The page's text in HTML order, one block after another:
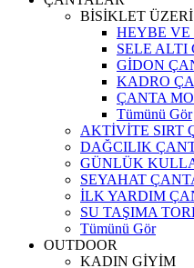
BİSİKLET
HEYBE
SELE ALTI
GİDON
KADRO
ÇANTA
Tümünü Gör
AKTİVİTE SIRT
DAĞCILIK
GÜNLÜK
SEYAHAT
İLK YARDIM
SU TAŞIMA
Tümünü Gör
OUTDOOR
KADIN GİYİM